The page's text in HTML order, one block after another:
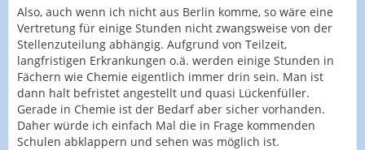
Also, auch wenn ich nicht aus Berlin komme, so wäre eine
Vertretung für einige Stunden nicht zwangsweise von der
Stellenzuteilung abhängig. Aufgrund von Teilzeit,
langfristigen Erkrankungen o.ä. werden einige Stunden in
Fächern wie Chemie eigentlich immer drin sein. Man ist
dann halt befristet angestellt und quasi Lückenfüller.
Gerade in Chemie ist der Bedarf aber sicher vorhanden.
Daher würde ich einfach Mal die in Frage kommenden
Schulen abklappern und sehen was möglich ist.